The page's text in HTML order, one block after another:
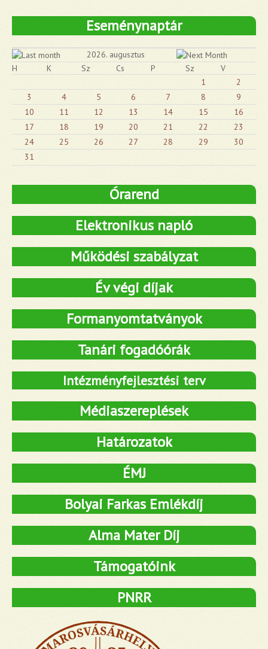
Eseménynaptár
2026. augusztus
H
K Sz Cs P Sz
V
1
2
3
4 5 6 7 8
9
10
11 12 13 14 15
16
17
18 19 20 21 22
23
24
25 26 27 28 29
30
31
Órarend
Elektronikus napló
Működési szabályzat
Év végi díjak
Formanyomtatványok
Tanári fogadóórák
Intézményfejlesztési terv
Médiaszereplések
Határozatok
ÉMJ
Bolyai Farkas Emlékdíj
Alma Mater Díj
Támogatóink
PNRR